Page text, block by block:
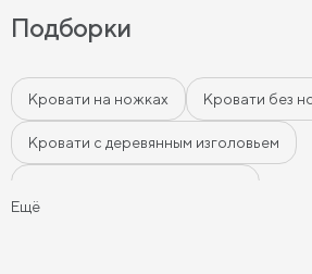
Подборки
Кровати на ножках Кровати без
Кровати с деревянным изголовьем
Ещё